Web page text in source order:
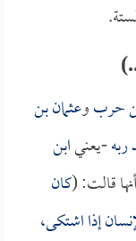
حربوعثمان بن
-يعنيابن
قالت: (كان
إذا اشتكى،